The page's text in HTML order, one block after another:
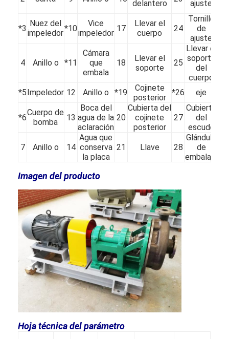
Bomba horizontal de la mezcla
Bomba vertical de la mezcla
Bomba centrífuga de la mezcla
Bomba resistente de la mezcla
pompa de calor de la fuente de agua
Pompa de calor de Hydronic
bomba centrífuga gradual
bomba centrífuga vertical
bomba centrífuga horizontal
Piezas de la bomba de la mezcla
delantero ajuste
*3
Nuez del
impeledor*10
Vice
impeledor 17
Llevar el
cuerpo
24
Tornillo
de
ajuste
4 Anillo o *11
Cámara
que
embala
18
Llevar el
soporte
25
Llevar el
soporte
del
cuerpo
*5Impeledor 12 Anillo o *19
Cojinete
posterior
*26 eje
*6
Cuerpo de
bomba
13
Boca del
agua de la
aclaración
20
Cubierta del
cojinete
posterior
27
Cubierta
del
escudo
7 Anillo o 14
Agua que
conserva
la placa
21 Llave 28
Glándula
de
embalaje
Imagen del producto
Hoja técnica del parámetro